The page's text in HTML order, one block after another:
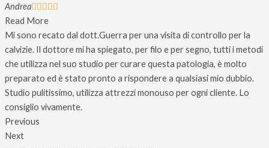
Andrea    
Read More
Mi sono recato dal dott.Guerra per una visita di controllo per la
calvizie. Il dottore mi ha spiegato, per filo e per segno, tutti i metodi
che utilizza nel suo studio per curare questa patologia, è molto
preparato ed è stato pronto a rispondere a qualsiasi mio dubbio.
Studio pulitissimo, utilizza attrezzi monouso per ogni cliente. Lo
consiglio vivamente.
Previous
Next